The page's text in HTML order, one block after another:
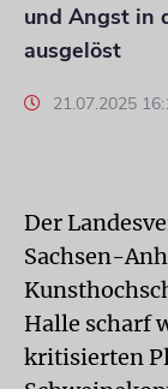
und Angst in
ausgelöst
21.07.2025
Der
Sachsen-
Halle scharf
kritisierten